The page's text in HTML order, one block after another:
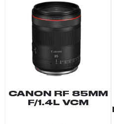
CANON RF 85MM
F/1.4L VCM